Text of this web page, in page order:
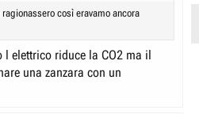
così eravamo ancora
elettrico riduce la CO2 ma il
una zanzara con un